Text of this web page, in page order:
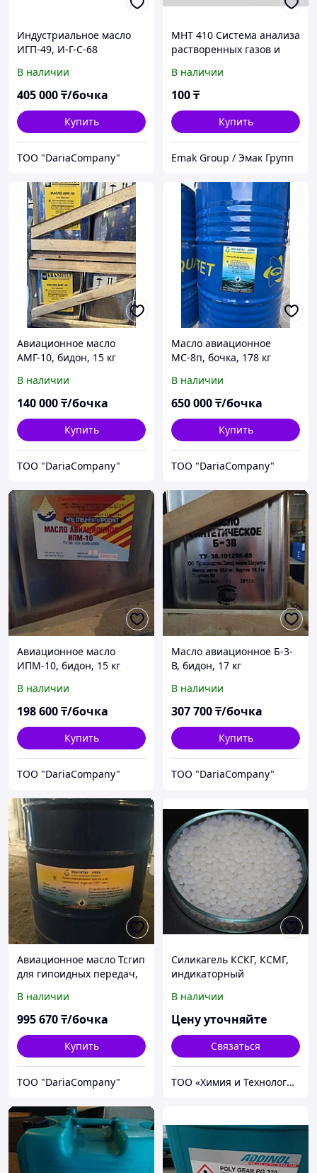
Индустриальное масло
ИГП-49, И-Г-С-68
В наличии
405 000₸/бочка
Купить
TOO "DariaCompany"
MHT 410 Система анализа
растворенных газов и
трансформаторном масле
В наличии
100₸
Купить
Emak Group / Эмак Групп
Авиационное масло
АМГ-10, бидон, 15 кг
В наличии
140 000₸/бочка
Купить
TOO "DariaCompany"
Масло авиационное
МС-8п, бочка, 178 кг
В наличии
650 000₸/бочка
Купить
TOO "DariaCompany"
Авиационное масло
ИПМ-10, бидон, 15 кг
В наличии
198 600₸/бочка
Купить
TOO "DariaCompany"
Масло авиационное Б-3-
В, бидон, 17 кг
В наличии
307 700₸/бочка
Купить
TOO "DariaCompany"
Авиационное масло Тсгип
для гипоидных передач,
В наличии
995 670₸/бочка
Купить
TOO "DariaCompany"
Силикагель КСКГ, КСМГ,
индикаторный
В наличии
Цену уточняйте
Связаться
ТОО «Химия и Технология»